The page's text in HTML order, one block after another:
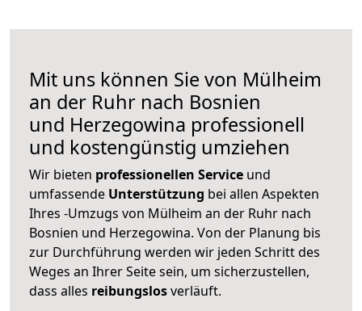
Mit uns können Sie von Mülheim
an der Ruhr nach Bosnien
und Herzegowina professionell
und kostengünstig umziehen
Wir bieten professionellen Service und
umfassende Unterstützung bei allen Aspekten
Ihres -Umzugs von Mülheim an der Ruhr nach
Bosnien und Herzegowina. Von der Planung bis
zur Durchführung werden wir jeden Schritt des
Weges an Ihrer Seite sein, um sicherzustellen,
dass alles reibungslosverläuft.